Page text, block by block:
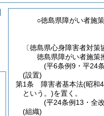
○徳島県障がい者施
〔徳島県心身障害者対
徳島県障がい者施策
(平6条例9・平24
(設置)
第1条
障害者基本法(昭和
という。)を置く。
(平24条例13・全
(組織)